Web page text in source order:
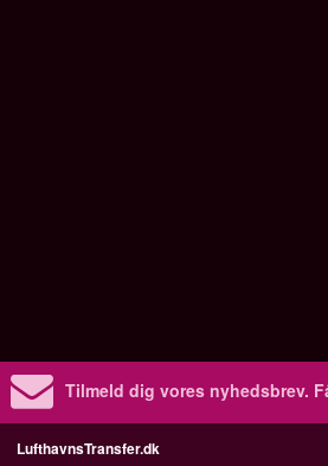
Tilmeld dig vores nyhedsbrev.
LufthavnsTransfer.dk